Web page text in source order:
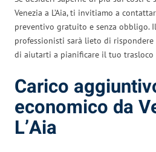
Venezia a L’Aia, ti invitiamo a
preventivo gratuito e senza obbligo.
professionisti sarà lieto di
di aiutarti a pianificare il tuo trasloco
Carico
economico da
L’Aia